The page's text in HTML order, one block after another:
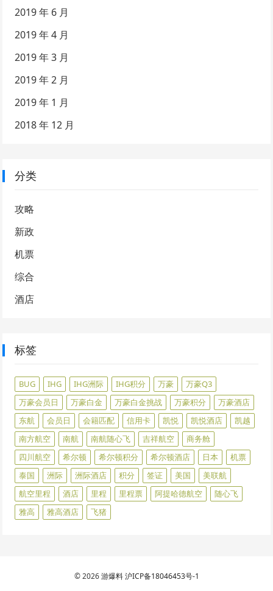
2019 年 6 月
2019 年 4 月
2019 年 3 月
2019 年 2 月
2019 年 1 月
2018 年 12 月
分类
攻略
新政
机票
综合
酒店
标签
BUG IHG IHG洲际 IHG积分 万豪
万豪Q3
万豪会员日
万豪白金 万豪白金挑战 万豪积分
万豪酒店
东航
会员日 会籍匹配 信用卡 凯悦 凯悦酒店
凯越
南方航空
南航 南航随心飞 吉祥航空
商务舱
四川航空
希尔顿 希尔顿积分 希尔顿酒店 日本
机票
泰国
洲际 洲际酒店 积分 签证 美国
美联航
航空里程
酒店 里程 里程票 阿提哈德航空
随心飞
雅高
雅高酒店 飞猪
© 2026游爆料 沪ICP备18046453号-1